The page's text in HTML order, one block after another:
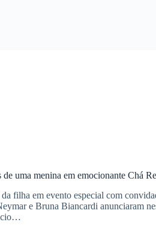
uma menina em emocionante Chá
filha em evento especial com
e Bruna Biancardi anunciaram